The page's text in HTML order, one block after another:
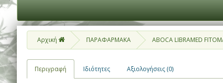
Αρχική ΠΑΡΑΦΑΡΜΑΚΑ ABOCA LIBRAMED
Περιγραφή Ιδιότητες Αξιολογήσεις (0)